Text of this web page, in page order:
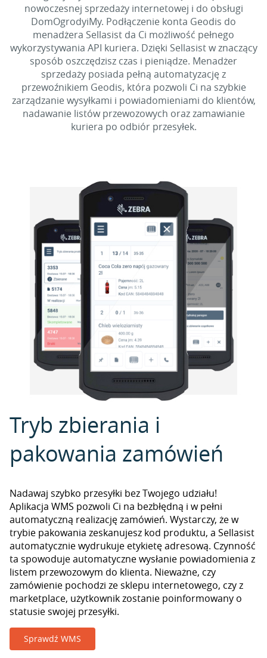
nowoczesnej sprzedaży internetowej i do obsługi
DomOgrodyiMy. Podłączenie konta Geodis do
menadżera Sellasist da Ci możliwość pełnego
wykorzystywania API kuriera. Dzięki Sellasist w znaczący
sposób oszczędzisz czas i pieniądze. Menadżer
sprzedaży posiada pełną automatyzację z
przewoźnikiem Geodis, która pozwoli Ci na szybkie
zarządzanie wysyłkami i powiadomieniami do klientów,
nadawanie listów przewozowych oraz zamawianie
kuriera po odbiór przesyłek.
Tryb zbierania i
pakowania zamówień
Nadawaj szybko przesyłki bez Twojego udziału!
Aplikacja WMS pozwoli Ci na bezbłędną i w pełni
automatyczną realizację zamówień. Wystarczy, że w
trybie pakowania zeskanujesz kod produktu, a Sellasist
automatycznie wydrukuje etykietę adresową. Czynność
ta spowoduje automatyczne wysłanie powiadomienia z
listem przewozowym do klienta. Nieważne, czy
zamówienie pochodzi ze sklepu internetowego, czy z
marketplace, użytkownik zostanie poinformowany o
statusie swojej przesyłki.
Sprawdź WMS